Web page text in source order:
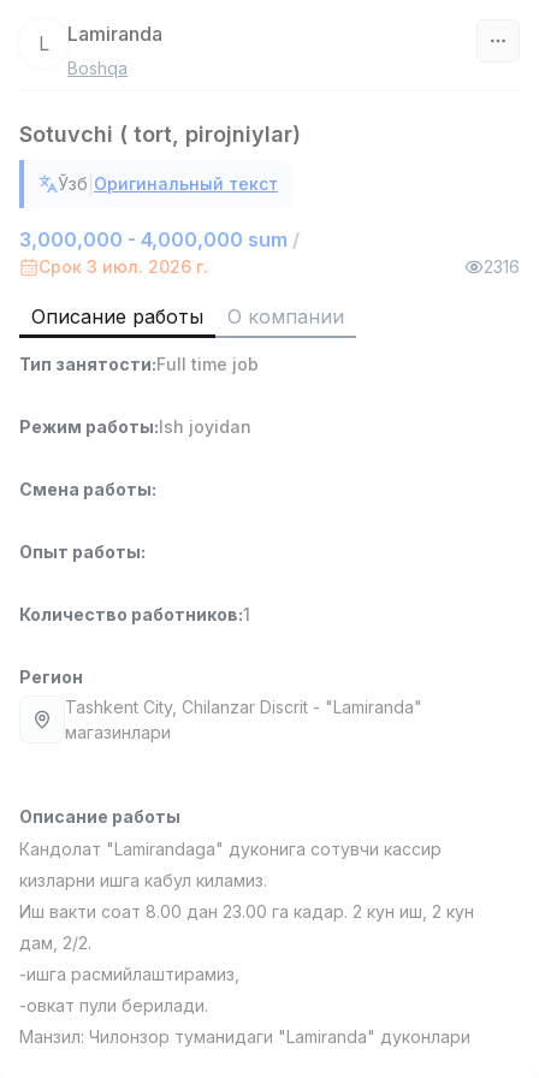
3,000,000 - 6,000,000 sum
MONDO BEST
Full time job
7,000,000 - 15,000,000 sum
Side job
Ish joyidan
Оператор колл-центра
Full time job
Ish joyidan
Менеджер по продажам
PROFI MANY
Full time job
Ish joyidan
LES AILES
Full time job
Ish joyidan
Фармацевт
NAVBAHOR APTEKA
Full time job
Ish joyidan
TOP
Агент по продажам
TOP
L Lamiranda
Boshqa
Sotuvchi ( tort, pirojniylar)
Ўзб Оригинальный текст
3,000,000 - 4,000,000 sum /
Срок 3 июл. 2026 г. 2316
Описание работы О компании
Тип занятости:Full time job
Режим работы:Ish joyidan
Смена работы:
Опыт работы:
Количество работников:1
Регион
Tashkent City, Chilanzar Discrit - "Lamiranda"
магазинлари
Описание работы
Кандолат "Lamirandaga" дуконига сотувчи кассир
кизларни ишга кабул киламиз.
Иш вакти соат 8.00 дан 23.00 га кадар. 2 кун иш, 2 кун
дам, 2/2.
-ишга расмийлаштирамиз,
-овкат пули берилади.
Манзил: Чилонзор туманидаги "Lamiranda" дуконлари
Вакансии Категории Компании Профиль